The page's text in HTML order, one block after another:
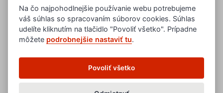
www.evropska-databanka.cz
www.edb.eu
www.poptavka.net
www.nabidka.net
Na čo najpohodlnejšie používanie webu potrebujeme
váš súhlas so spracovaním súborov cookies. Súhlas
udelíte kliknutím na tlačidlo "Povoliť všetko". Prípadne
môžete podrobnejšie nastaviť tu.
Povoliť všetko